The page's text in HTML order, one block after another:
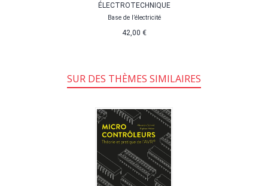
ÉLECTROTECHNIQUE
Base de l’électricité
42,00 €
SUR DES THÈMES SIMILAIRES